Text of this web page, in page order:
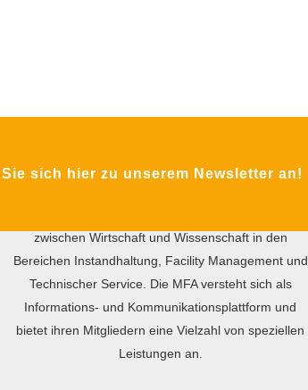
sich hier zu unserem Newsletter an!
zwischen Wirtschaft und Wissenschaft in den
Bereichen Instandhaltung, Facility Management und
Technischer Service. Die MFA versteht sich als
Informations- und Kommunikationsplattform und
bietet ihren Mitgliedern eine Vielzahl von speziellen
Leistungen an.